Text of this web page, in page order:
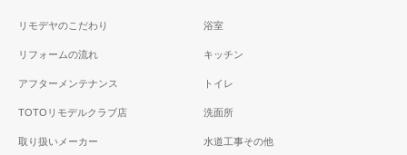
リモデヤのこだわり
リフォームの流れ
アフターメンテナンス
TOTOリモデルクラブ店
取り扱いメーカー
浴室
キッチン
トイレ
洗面所
水道工事その他